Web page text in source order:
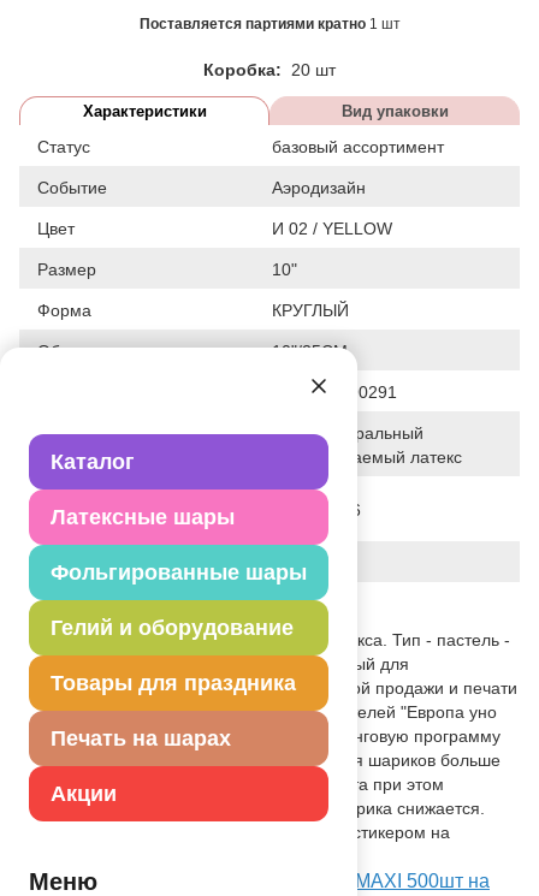
Каталог
Латексные шары
Фольгированные шары
Гелий и оборудование
Товары для праздника
Печать на шарах
Акции
Меню
Поставляется партиями кратно 1 шт
Коробка: 20 шт
Характеристики Вид упаковки
Статус базовый ассортимент
Событие Аэродизайн
Цвет И 02 / YELLOW
Размер 10"
Форма КРУГЛЫЙ
Общие размеры 10"/25СМ
8021886090291
100% натуральный
биоразлагаемый латекс
изменения элемента
28-01-2026
Вес 1280.000 г
Описание товара
Одноцветный шар из натурального латекса. Тип - пастель -
матовый оттенок цвета. Предназначенный для
использования в оформлении, розничной продажи и печати
на шарах. Для поддержки своих покупателей "Европа уно
трейд" запустила специальную маркетинговую программу
"MAXI". Её суть проста - в пакет пакуется шариков больше
чем в стандартную упаковку. Цена пакета при этом
увеличиваеься, но стоимость одного шарика снижается.
Шары, "MAXI", отмечены специальным стикером на
Посмотреть И 10"/ 02 Пастель Yellow MAXI 500шт на